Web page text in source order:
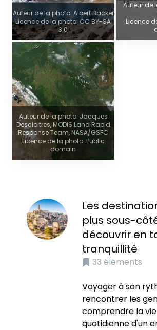
Auteur de la photo: Albert Backer
Licence de la photo: CC BY-SA
3.0
Auteur de
Licence
Auteur de la photo: Jacques
Descloitres, MODIS Land Rapid
Response Team, NASA/GSFC
Licence de la photo: Public
domain
Les
plus sous-
découvrir en
tranquillité
33 éléments
Voyager à son
rencontrer les
comprendre la vie
quotidienne d'un